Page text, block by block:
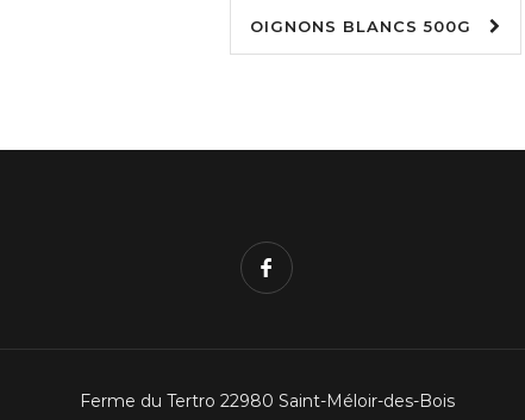
OIGNONS BLANCS 500G
Ferme du Tertro 22980 Saint-Méloir-des-Bois